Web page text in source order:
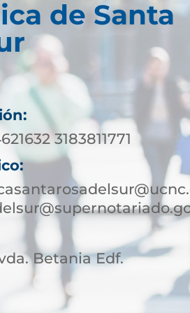
de Santa
3183811771
Betania Edf.